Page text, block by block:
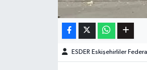
ESDER Eskişehirliler